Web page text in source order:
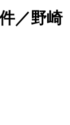
／野崎